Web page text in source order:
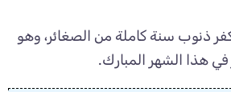
ذنوب سنة كاملة من الصغائر، وهو
هذا الشهر المبارك.